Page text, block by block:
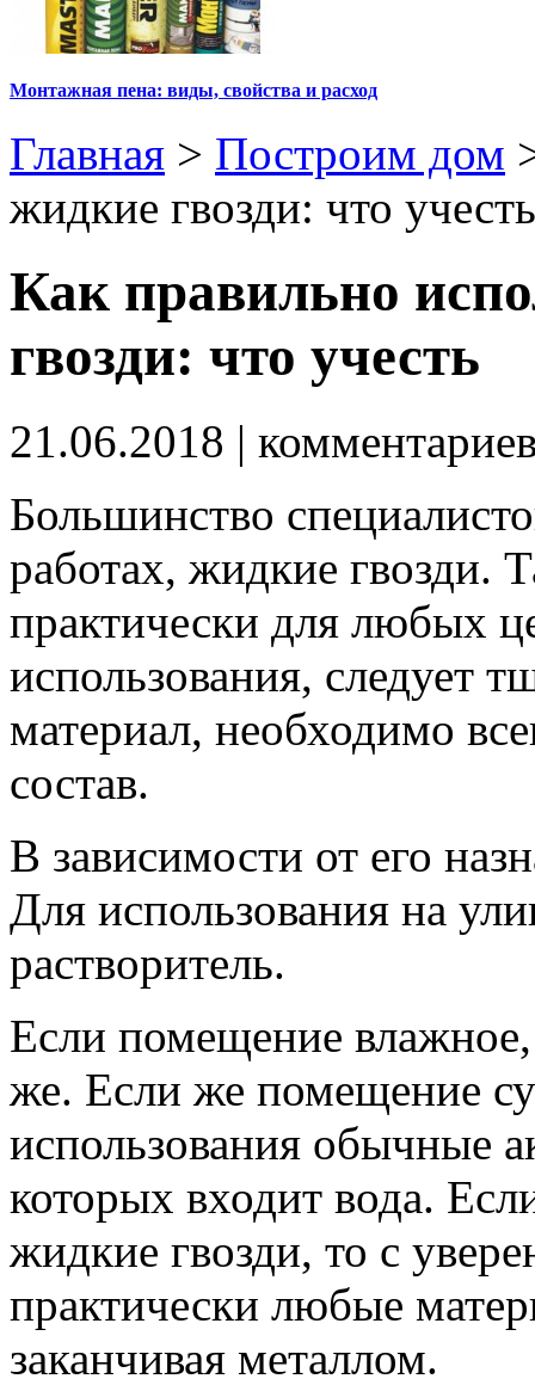
Монтажная пена: виды, свойства и расход
Главная > Построим дом
жидкие гвозди: что учесть
Как правильно
гвозди: что учесть
21.06.2018 |
Большинство
работах, жидкие гвозди.
практически для любых
использования, следует
материал, необходимо
состав.
В зависимости от его
Для использования на
растворитель.
Если помещение
же. Если же помещение
использования обычные
которых входит вода.
жидкие гвозди, то с
практически любые
заканчивая металлом.